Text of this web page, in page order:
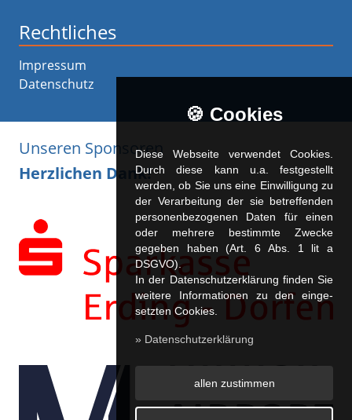
Rechtliches
Impressum
Datenschutz
Unseren Sponsoren
Herzlichen Dank!
🍪 Cookies
Diese Webseite verwendet Cookies.
Durch diese kann u.a. fest­ge­stellt
werden, ob Sie uns eine Einwilligung zu
der Verarbeitung der sie betreffenden
personenbezogenen Daten für einen
oder mehrere bestimmte Zwecke
gegeben haben (Art. 6 Abs. 1 lit a
DSGVO).
In der Datenschutzerklärung finden Sie
weitere Informationen zu den ein­ge­
setz­ten Cookies.
» Datenschutzerklärung
allen zustimmen